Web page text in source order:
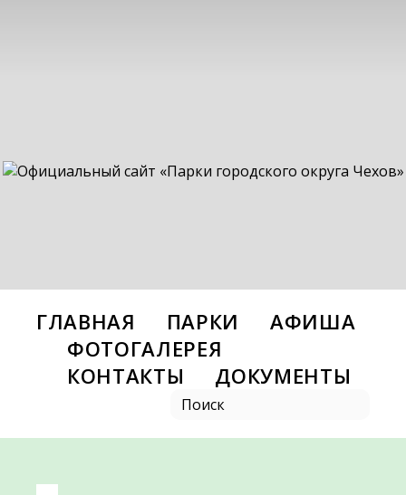
ГЛАВНАЯ ПАРКИ
АФИША
ФОТОГАЛЕРЕЯ
КОНТАКТЫ
ДОКУМЕНТЫ